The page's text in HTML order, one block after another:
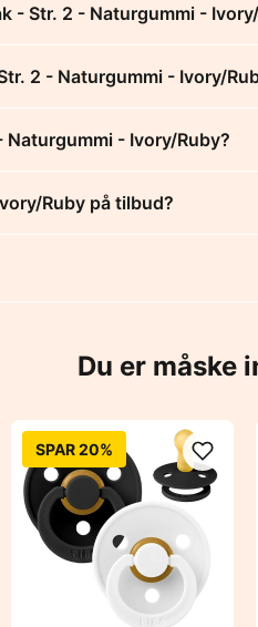
- Str. 2 - Naturgummi -
2 - Naturgummi - Ivory/
Naturgummi - Ivory/Ruby?
Ruby på tilbud?
Du er måske
SPAR 20%